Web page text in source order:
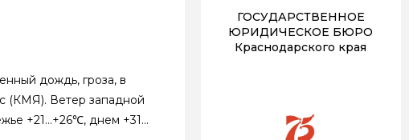
дождь, гроза, в
(КМЯ). Ветер западной
+21…+26℃, днем +31…
ГОСУДАРСТВЕННОЕ
ЮРИДИЧЕСКОЕ БЮРО
Краснодарского края